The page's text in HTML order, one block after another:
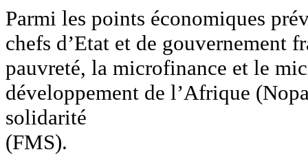
Parmi les points économiques
chefs d’Etat et de gouvernement
pauvreté, la microfinance et le
développement de l’Afrique
solidarité
(FMS).